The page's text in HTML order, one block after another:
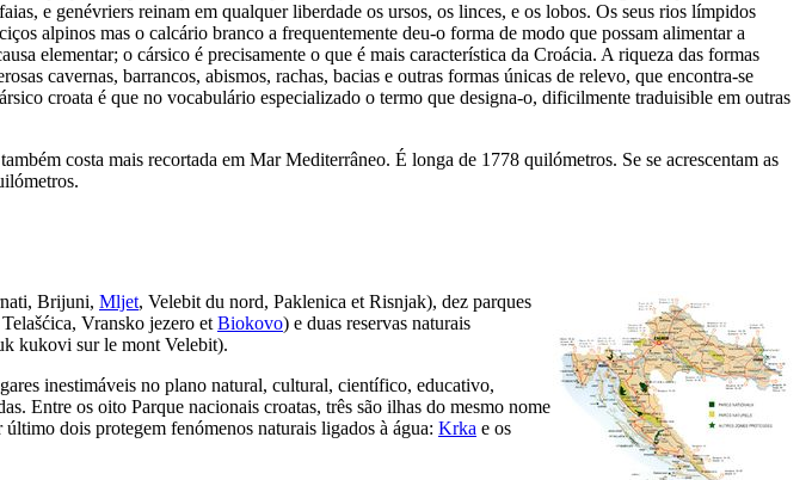
e genévriers reinam em qualquer liberdade os ursos, os linces, e os lobos. Os seus rios límpidos
alpinos mas o calcário branco a frequentemente deu-o forma de modo que possam alimentar a
elementar; o cársico é precisamente o que é mais característica da Croácia. A riqueza das formas
cavernas, barrancos, abismos, rachas, bacias e outras formas únicas de relevo, que encontra-se
croata é que no vocabulário especializado o termo que designa-o, dificilmente traduisible em outras
costa mais recortada em Mar Mediterrâneo. É longa de 1778 quilómetros. Se se acrescentam as
Brijuni, Mljet, Velebit du nord, Paklenica et Risnjak), dez parques
Vransko jezero et Biokovo) e duas reservas naturais
kukovi sur le mont Velebit).
inestimáveis no plano natural, cultural, científico, educativo,
Entre os oito Parque nacionais croatas, três são ilhas do mesmo nome
dois protegem fenómenos naturais ligados à água: Krka e os